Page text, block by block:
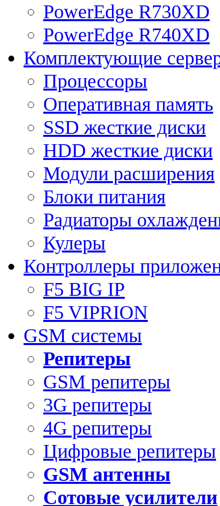
PowerEdge R730XD
PowerEdge R740XD
Комплектующие
Процессоры
Оперативная память
SSD жесткие диски
HDD жесткие диски
Модули расширения
Блоки питания
Радиаторы
Кулеры
Контроллеры
F5 BIG IP
F5 VIPRION
GSM системы
Репитеры
GSM репитеры
3G репитеры
4G репитеры
Цифровые репитеры
GSM антенны
Сотовые усилители